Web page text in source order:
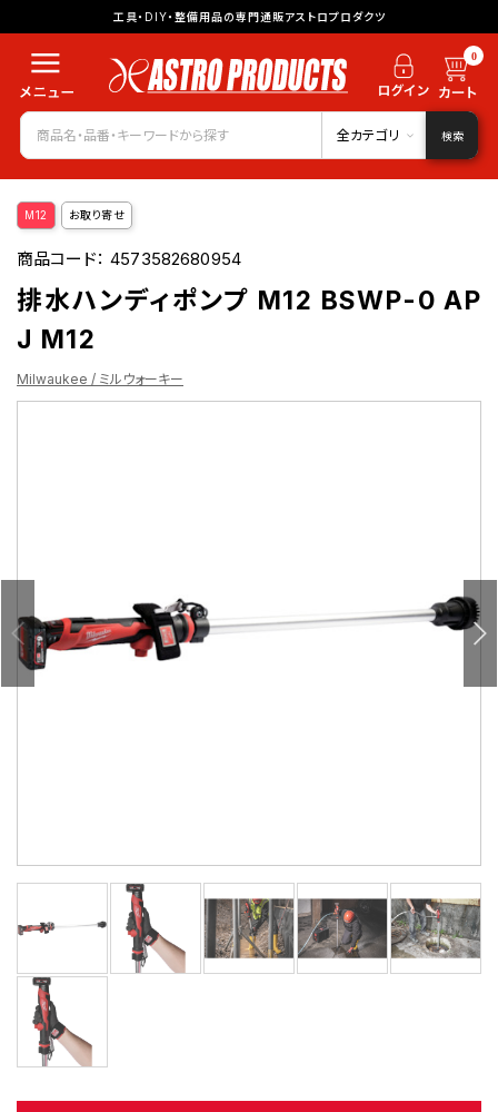
工具・DIY・整備用品の専門通販アストロプロダクツ
0
全カテゴリ 検索
M12 お取り寄せ
商品コード：4573582680954
排水ハンディポンプ M12 BSWP-0 AP
J M12
Milwaukee / ミルウォーキー